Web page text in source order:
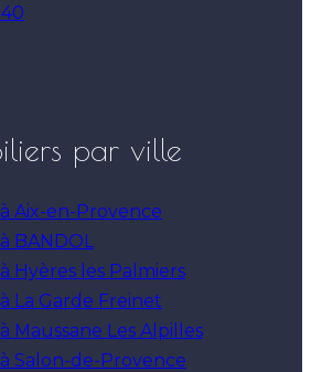
par ville
Aix-en-Provence
BANDOL
Hyères les Palmiers
La Garde Freinet
Maussane Les Alpilles
Salon-de-Provence